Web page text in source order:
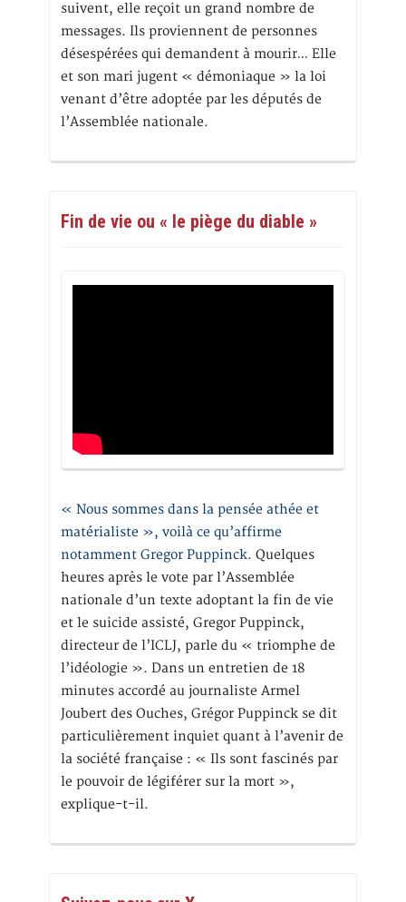
suivent, elle reçoit un grand nombre de
messages. Ils proviennent de personnes
désespérées qui demandent à mourir… Elle
et son mari jugent « démoniaque » la loi
venant d’être adoptée par les députés de
l’Assemblée nationale.
Fin de vie ou « le piège du diable »
« Nous sommes dans la pensée athée et
matérialiste », voilà ce qu’affirme
notamment Gregor Puppinck. Quelques
heures après le vote par l’Assemblée
nationale d’un texte adoptant la fin de vie
et le suicide assisté, Gregor Puppinck,
directeur de l’ICLJ, parle du « triomphe de
l’idéologie ». Dans un entretien de 18
minutes accordé au journaliste Armel
Joubert des Ouches, Grégor Puppinck se dit
particulièrement inquiet quant à l’avenir de
la société française : « Ils sont fascinés par
le pouvoir de légiférer sur la mort »,
explique-t-il.